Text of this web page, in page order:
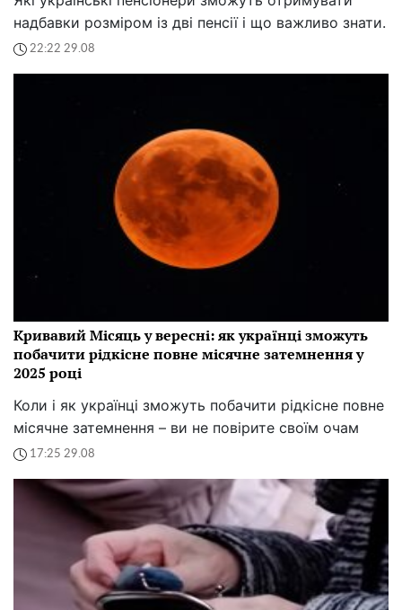
надбавки розміром із дві пенсії і що важливо знати.
22:22 29.08
Кривавий Місяць у вересні: як українці зможуть
побачити рідкісне повне місячне затемнення у
2025 році
Коли і як українці зможуть побачити рідкісне повне
місячне затемнення – ви не повірите своїм очам
17:25 29.08